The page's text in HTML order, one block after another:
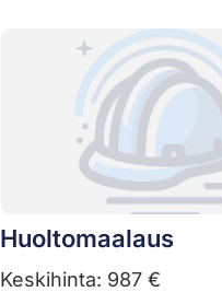
Huoltomaalaus
Keskihinta: 987 €